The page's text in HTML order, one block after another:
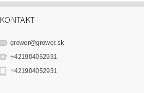
KONTAKT
grower@grower.sk
+421904052931
+421904052931